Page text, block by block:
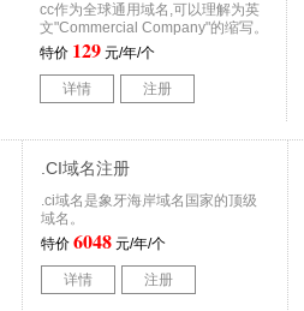
cc作为全球通用域名,可以理解为英
文"Commercial Company"的缩写。
特价 129 元/年/个
详情 注册
.CI域名注册
.ci域名是象牙海岸域名国家的顶级
域名。
特价 6048 元/年/个
详情 注册